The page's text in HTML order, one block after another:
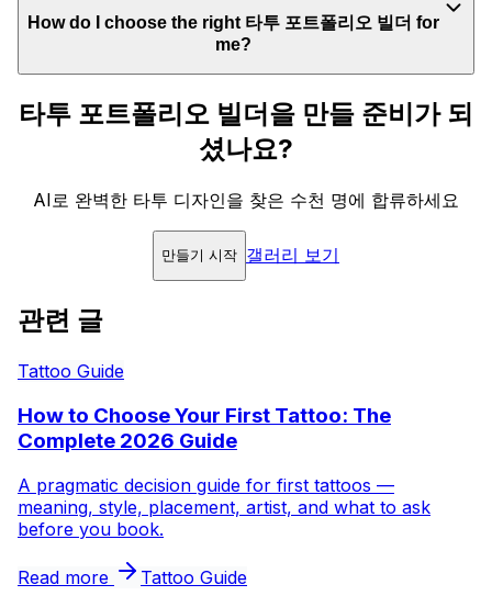
How do I choose the right 타투 포트폴리오 빌더 for
me?
타투 포트폴리오 빌더을 만들 준비가 되
셨나요?
AI로 완벽한 타투 디자인을 찾은 수천 명에 합류하세요
만들기 시작 갤러리 보기
관련 글
Tattoo Guide
How to Choose Your First Tattoo: The
Complete 2026 Guide
A pragmatic decision guide for first tattoos —
meaning, style, placement, artist, and what to ask
before you book.
Read more Tattoo Guide